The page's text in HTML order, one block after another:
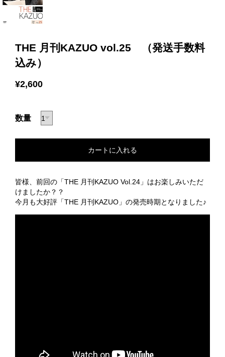
THE 月刊KAZUO vol.25 （発送手数料
込み）
¥2,600
数量
皆様、前回の「THE 月刊KAZUO Vol.24」はお楽しみいただ
けましたか？？
今月も大好評「THE 月刊KAZUO」の発売時期となりました♪